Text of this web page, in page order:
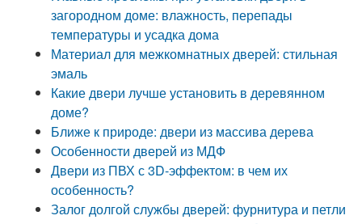
загородном доме: влажность, перепады
температуры и усадка дома
Материал для межкомнатных дверей: стильная
эмаль
Какие двери лучше установить в деревянном
доме?
Ближе к природе: двери из массива дерева
Особенности дверей из МДФ
Двери из ПВХ с 3D-эффектом: в чем их
особенность?
Залог долгой службы дверей: фурнитура и петли